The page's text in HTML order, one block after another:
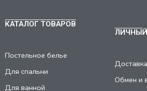
КАТАЛОГ ТОВАРОВ
Постельное белье
Для спальни
Для ванной
Обмен и